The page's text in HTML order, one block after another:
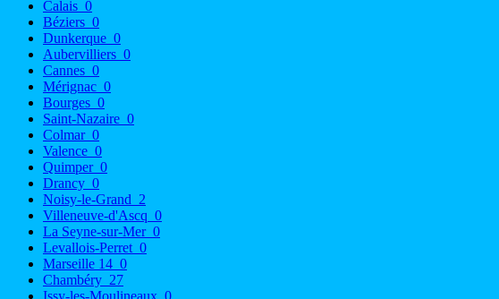
Calais 0
Béziers 0
Dunkerque 0
Aubervilliers 0
Cannes 0
Mérignac 0
Bourges 0
Saint-Nazaire 0
Colmar 0
Valence 0
Quimper 0
Drancy 0
Noisy-le-Grand 2
Villeneuve-d'Ascq 0
La Seyne-sur-Mer 0
Levallois-Perret 0
Marseille 14 0
Chambéry 27
Issy-les-Moulineaux 0